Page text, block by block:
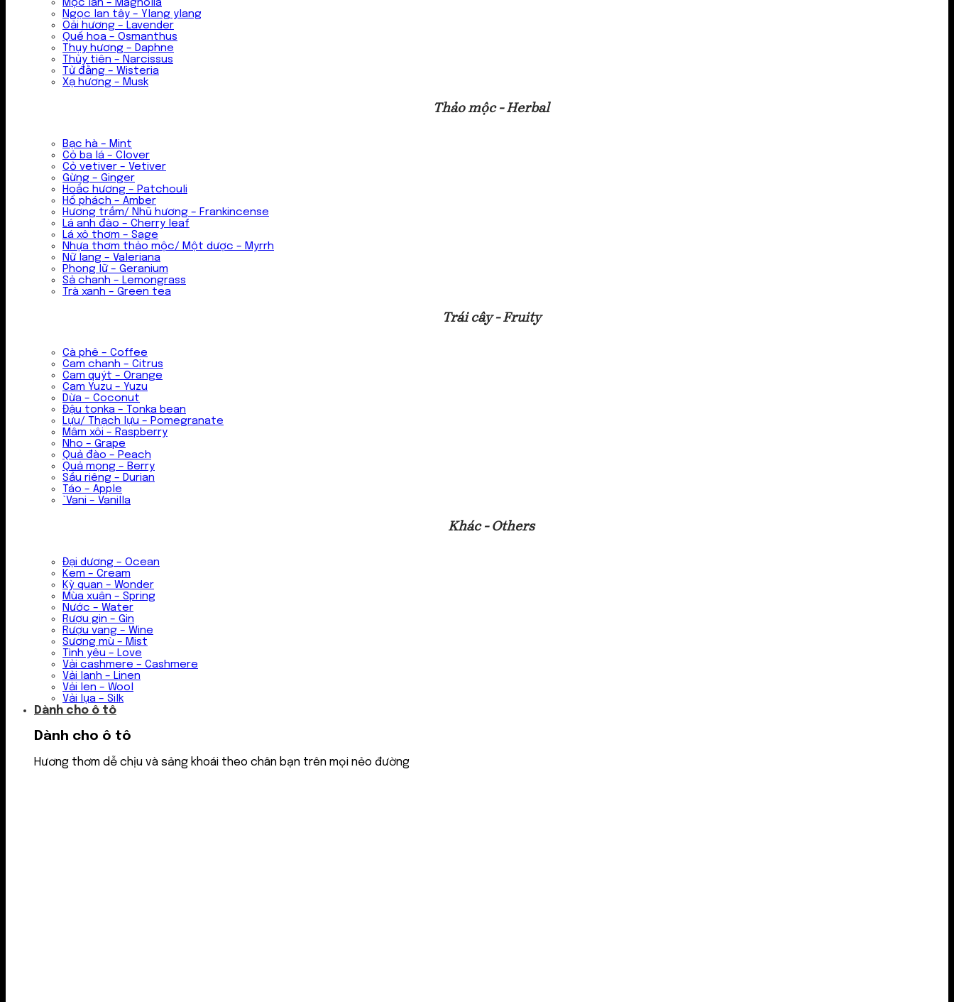
Mộc lan – Magnolia
Ngọc lan tây – Ylang ylang
Oải hương – Lavender
Quế hoa – Osmanthus
Thụy hương – Daphne
Thủy tiên – Narcissus
Tử đằng – Wisteria
Xạ hương – Musk
Thảo mộc - Herbal
Bạc hà – Mint
Cỏ ba lá – Clover
Cỏ vetiver – Vetiver
Gừng – Ginger
Hoắc hương – Patchouli
Hổ phách – Amber
Hương trầm/ Nhũ hương – Frankincense
Lá anh đào – Cherry leaf
Lá xô thơm – Sage
Nhựa thơm thảo mộc/ Một dược – Myrrh
Nữ lang – Valeriana
Phong lữ – Geranium
Sả chanh – Lemongrass
Trà xanh – Green tea
Trái cây - Fruity
Cà phê – Coffee
Cam chanh – Citrus
Cam quýt – Orange
Cam Yuzu – Yuzu
Dừa – Coconut
Đậu tonka – Tonka bean
Lựu/ Thạch lựu – Pomegranate
Mâm xôi – Raspberry
Nho – Grape
Quả đào – Peach
Quả mọng – Berry
Sầu riêng – Durian
Táo – Apple
`Vani – Vanilla
Khác - Others
Đại dương – Ocean
Kem – Cream
Kỳ quan – Wonder
Mùa xuân – Spring
Nước – Water
Rượu gin – Gin
Rượu vang – Wine
Sương mù – Mist
Tình yêu – Love
Vải cashmere – Cashmere
Vải lanh – Linen
Vải len – Wool
Vải lụa – Silk
Dành cho ô tô
Dành cho ô tô
Hương thơm dễ chịu và sảng khoái theo chân bạn trên mọi nẻo đường